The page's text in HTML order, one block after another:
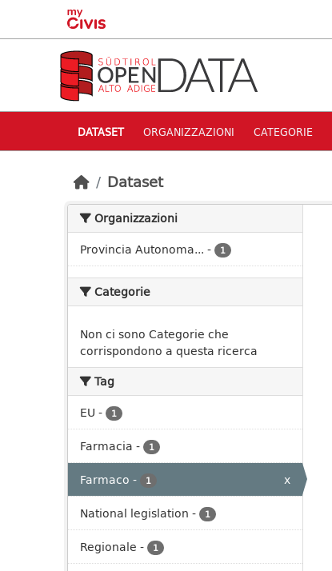
Skip to main content
DATASET ORGANIZZAZIONI CATEGORIE
Dataset
Organizzazioni
Provincia Autonoma... - 1
Categorie
Non ci sono Categorie che
corrispondono a questa ricerca
Tag
EU - 1
Farmacia - 1
Farmaco - 1
x
National legislation - 1
Regionale - 1